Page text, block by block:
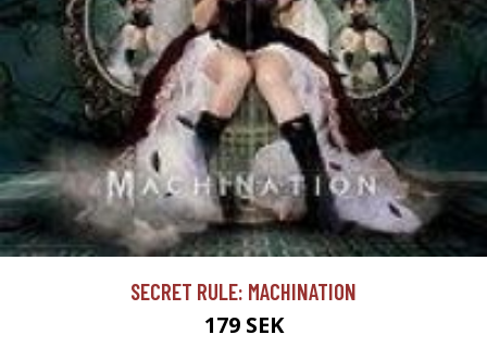
SECRET RULE: MACHINATION
179 SEK